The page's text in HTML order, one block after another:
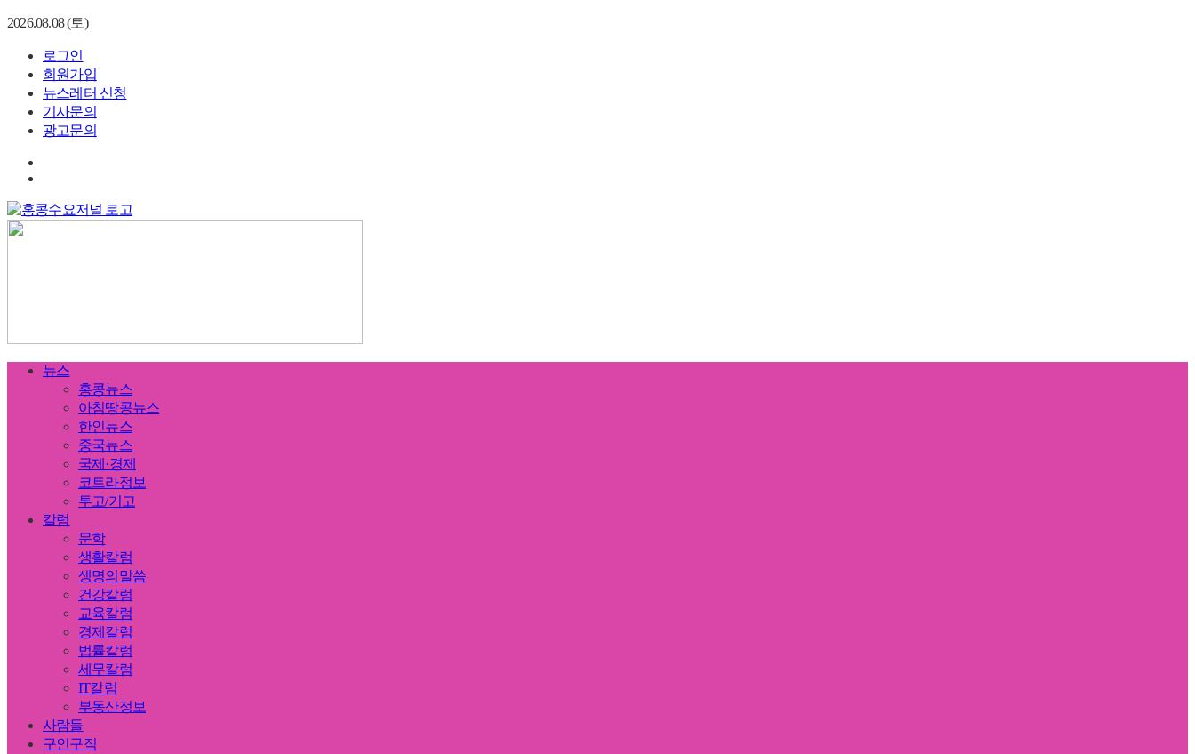
2026.08.08 (토)
로그인
회원가입
뉴스레터 신청
기사문의
광고문의
뉴스
홍콩뉴스
아침땅콩뉴스
한인뉴스
중국뉴스
국제·경제
코트라정보
투고/기고
칼럼
문학
생활칼럼
생명의말씀
건강칼럼
교육칼럼
경제칼럼
법률칼럼
세무칼럼
IT칼럼
부동산정보
사람들
구인구직